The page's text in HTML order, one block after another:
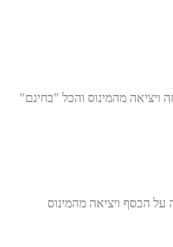
ויציאה מהמינוס והכל "בחינם"
הכסף ויציאה מהמינוס